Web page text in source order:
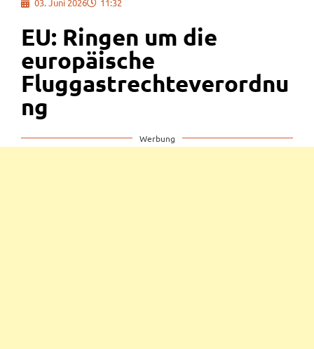
EU: Ringen um die
europäische
Fluggastrechteverordnu
ng
Werbung